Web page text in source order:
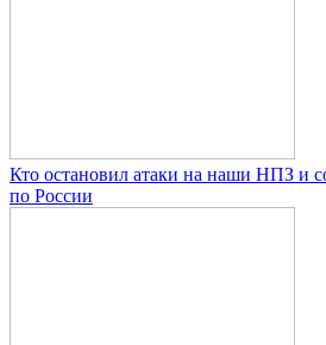
Кто остановил атаки на наши НПЗ и
по России